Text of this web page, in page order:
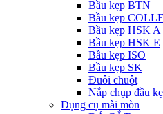
Bầu kẹp BTN
Bầu kẹp
Bầu kẹp HSK A
Bầu kẹp HSK E
Bầu kẹp ISO
Bầu kẹp SK
Đuôi chuột
Nắp chụp đầu
Dụng cụ mài mòn